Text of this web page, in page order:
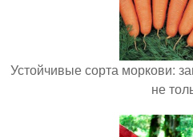
Устойчивые сорта моркови:
не